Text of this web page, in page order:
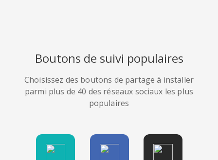
Boutons de suivi populaires
Choisissez des boutons de partage à installer
parmi plus de 40 des réseaux sociaux les plus
populaires